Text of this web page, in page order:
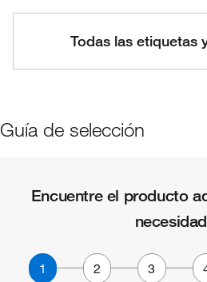
Todas las etiquetas
Guía de selección